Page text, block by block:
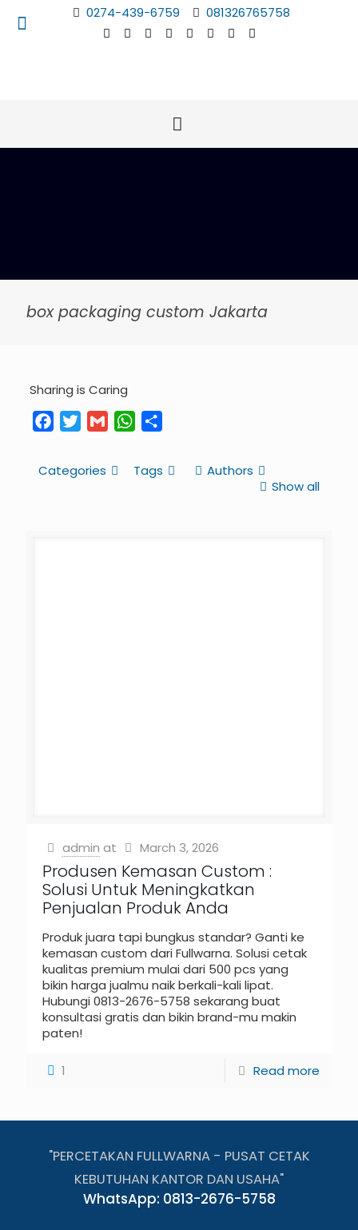
0274-439-6759 081326765758
box packaging custom Jakarta
Sharing is Caring
FacebookTwitterGmail WhatsApp
Categories Tags
Authors
Show all
admin at March 3, 2026
Produsen Kemasan Custom :
Solusi Untuk Meningkatkan
Penjualan Produk Anda
Produk juara tapi bungkus standar? Ganti ke
kemasan custom dari Fullwarna. Solusi cetak
kualitas premium mulai dari 500 pcs yang
bikin harga jualmu naik berkali-kali lipat.
Hubungi 0813-2676-5758 sekarang buat
konsultasi gratis dan bikin brand-mu makin
paten!
1 Read more
"PERCETAKAN FULLWARNA - PUSAT CETAK
KEBUTUHAN KANTOR DAN USAHA"
WhatsApp: 0813-2676-5758